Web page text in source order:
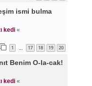
ismi bulma
kedi«
1 … 17 18 19 20
Benim O-la-cak!
kedi«